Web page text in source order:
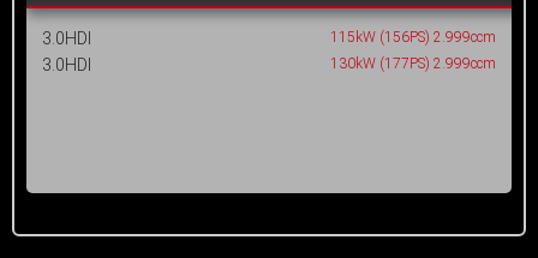
3.0HDI 115kW (156PS) 2.999ccm
3.0HDI 130kW (177PS) 2.999ccm